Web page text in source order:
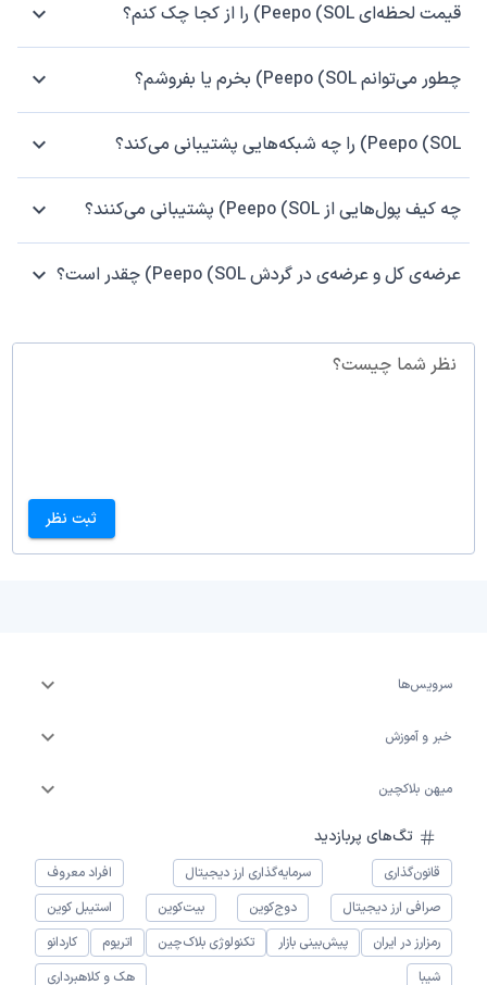
قیمت لحظه‌ای Peepo (SOL) را از کجا چک کنم؟
چطور می‌توانم Peepo (SOL) بخرم یا بفروشم؟
Peepo (SOL) را چه شبکه‌هایی پشتیبانی می‌کند؟
چه کیف پول‌هایی از Peepo (SOL) پشتیبانی می‌کنند؟
عرضه‌ی کل و عرضه‌ی در گردش Peepo (SOL) چقدر است؟
نظر شما چیست؟
ثبت نظر
سرویس‌ها
خبر و آموزش
میهن بلاکچین
تگ‌های پربازدید
قانون‌گذاری سرمایه‌گذاری ارز دیجیتال
افراد معروف
صرافی ارز دیجیتال
دوج‌کوین بیت‌کوین
استیبل کوین
رمزارز در ایران
پیش‌بینی بازار تکنولوژی بلاک‌چین اتریوم
کاردانو
شیبا
هک و کلاهبرداری